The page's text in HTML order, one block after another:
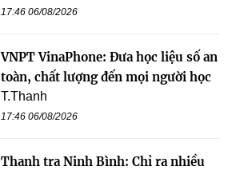
17:46 06/08/2026
VNPT VinaPhone: Đưa học liệu số an
toàn, chất lượng đến mọi người học
T.Thanh
17:46 06/08/2026
Thanh tra Ninh Bình: Chỉ ra nhiều